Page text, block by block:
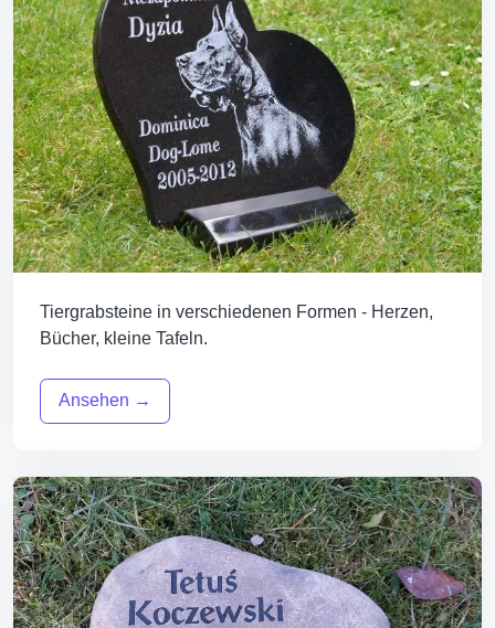
Tiergrabsteine in verschiedenen Formen - Herzen,
Bücher, kleine Tafeln.
Ansehen →